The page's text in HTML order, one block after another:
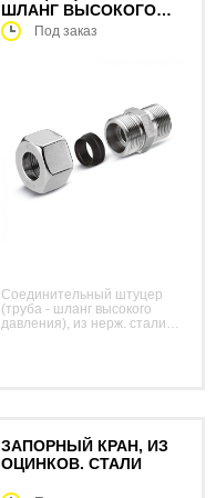
ШЛАНГ ВЫСОКОГО
ДАВЛЕНИЯ), ИЗ НЕРЖ.
СТАЛИ (ERMETO)
Под заказ
Соединительный штуцер
(труба - шланг высокого
давления), из нерж. стали
ЗАПОРНЫЙ КРАН, ИЗ
ОЦИНКОВ. СТАЛИ